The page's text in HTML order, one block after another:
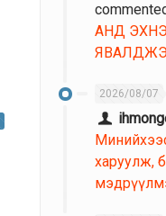
АНД
2026/08/07
харуулж,